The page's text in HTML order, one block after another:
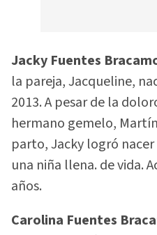
Jacky Fuentes
la pareja, Jacqueline,
2013. A pesar de la
hermano gemelo,
parto, Jacky logró
una niña llena. de vida.
años.
Carolina Fuentes